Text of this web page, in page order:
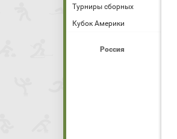
Турниры сборных
Кубок Америки
Россия